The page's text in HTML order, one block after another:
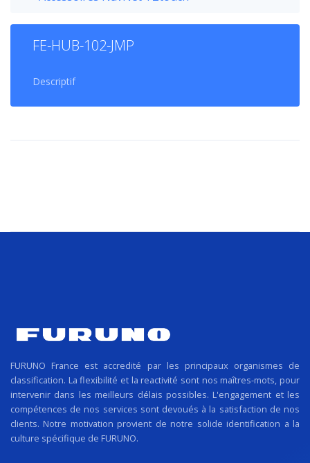
FE-HUB-102-JMP
Descriptif
FURUNO France est accredité par les principaux organismes de
classification. La flexibilité et la reactivité sont nos maîtres-mots, pour
intervenir dans les meilleurs délais possibles. L'engagement et les
compétences de nos services sont devoués à la satisfaction de nos
clients. Notre motivation provient de notre solide identification a la
culture spécifique de FURUNO.